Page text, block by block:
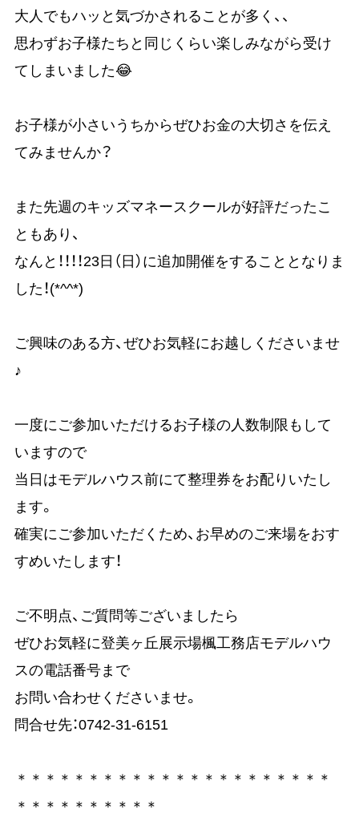
大人でもハッと気づかされることが多く、、
思わずお子様たちと同じくらい楽しみながら受け
てしまいました😂
お子様が小さいうちからぜひお金の大切さを伝え
てみませんか？
また先週のキッズマネースクールが好評だったこ
ともあり、
なんと！！！！23日（日）に追加開催をすることとなりま
した！(*^^*)
ご興味のある方、ぜひお気軽にお越しくださいませ
♪
一度にご参加いただけるお子様の人数制限もして
いますので
当日はモデルハウス前にて整理券をお配りいたし
ます。
確実にご参加いただくため、お早めのご来場をおす
すめいたします！
ご不明点、ご質問等ございましたら
ぜひお気軽に登美ヶ丘展示場楓工務店モデルハウ
スの電話番号まで
お問い合わせくださいませ。
問合せ先：0742-31-6151
＊＊＊＊＊＊＊＊＊＊＊＊＊＊＊＊＊＊＊＊＊＊
＊＊＊＊＊＊＊＊＊＊